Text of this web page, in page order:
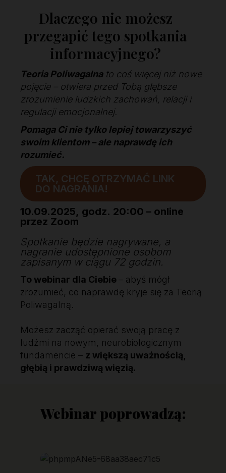
Dlaczego nie możesz
przegapić tego spotkania
informacyjnego?
Teoria Poliwagalnato coś więcej niż nowe
pojęcie – otwiera przed Tobą głębsze
zrozumienie ludzkich zachowań, relacji i
regulacji emocjonalnej.
Pomaga Ci nie tylko lepiej towarzyszyć
swoim klientom – ale naprawdę ich
rozumieć.
TAK, CHCĘ OTRZYMAĆ LINK
DO NAGRANIA!
10.09.2025, godz. 20:00 – online
przez Zoom
Spotkanie będzie nagrywane, a
nagranie udostępnione osobom
zapisanym w ciągu 72 godzin.
To webinar dla Ciebie– abyś mógł
zrozumieć, co naprawdę kryje się za Teorią
Poliwagalną.
Możesz zacząć opierać swoją pracę z
ludźmi na nowym, neurobiologicznym
fundamencie – z większą uważnością,
głębią i prawdziwą więzią.
Webinar poprowadzą: